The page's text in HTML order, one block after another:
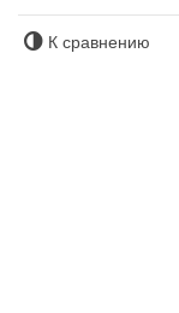
К сравнению